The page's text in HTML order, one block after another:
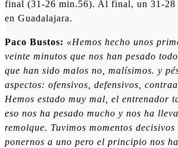
final (31-26 min.56). Al final, un 31-28
en Guadalajara.
Paco Bustos: «Hemos hecho unos
veinte minutos que nos han pesado
que han sido malos no, malísimos. y
aspectos: ofensivos, defensivos,
Hemos estado muy mal, el entrenador
eso nos ha pesado mucho y nos ha
remolque. Tuvimos momentos
ponernos a uno pero el principio nos